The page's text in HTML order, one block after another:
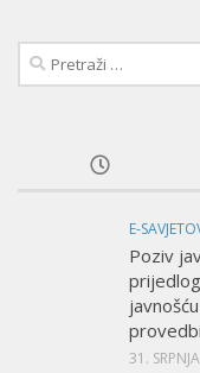
Pretraži:
E-
Poziv
31.